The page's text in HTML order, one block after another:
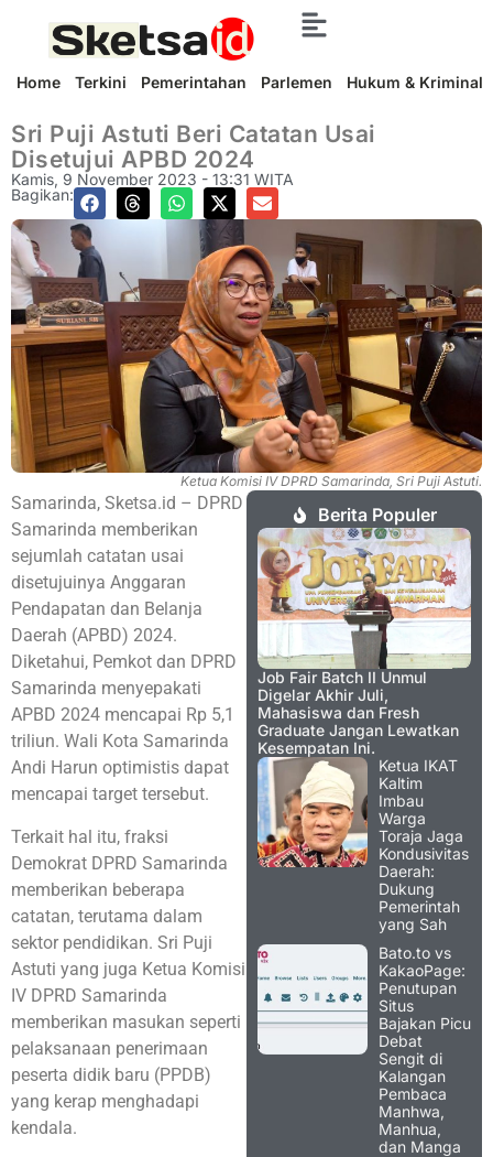
Home Terkini Pemerintahan Parlemen Hukum & Kriminal
Sri Puji Astuti Beri Catatan Usai
Disetujui APBD 2024
Kamis, 9 November 2023 - 13:31 WITA
Bagikan:
Ketua Komisi IV DPRD Samarinda, Sri Puji Astuti.
Samarinda, Sketsa.id – DPRD
Samarinda memberikan
sejumlah catatan usai
disetujuinya Anggaran
Pendapatan dan Belanja
Daerah (APBD) 2024.
Diketahui, Pemkot dan DPRD
Samarinda menyepakati
APBD 2024 mencapai Rp 5,1
triliun. Wali Kota Samarinda
Andi Harun optimistis dapat
mencapai target tersebut.
Terkait hal itu, fraksi
Demokrat DPRD Samarinda
memberikan beberapa
catatan, terutama dalam
sektor pendidikan. Sri Puji
Astuti yang juga Ketua Komisi
IV DPRD Samarinda
memberikan masukan seperti
pelaksanaan penerimaan
peserta didik baru (PPDB)
yang kerap menghadapi
kendala.
Berita Populer
Job Fair Batch II Unmul
Digelar Akhir Juli,
Mahasiswa dan Fresh
Graduate Jangan Lewatkan
Kesempatan Ini.
Ketua IKAT
Kaltim
Imbau
Warga
Toraja Jaga
Kondusivitas
Daerah:
Dukung
Pemerintah
yang Sah
Bato.to vs
KakaoPage:
Penutupan
Situs
Bajakan Picu
Debat
Sengit di
Kalangan
Pembaca
Manhwa,
Manhua,
dan Manga